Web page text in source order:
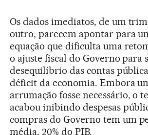
Os dados imediatos, de um
outro, parecem apontar para
equação que dificulta uma
o ajuste fiscal do Governo para
desequilíbrio das contas
déficit da economia. Embora
arrumação fosse necessário, o
acabou inibindo despesas
compras do Governo tem um
média, 20% do PIB.